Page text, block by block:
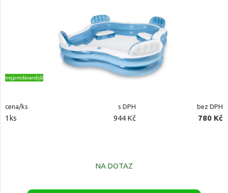
nejprodávanější
cena/ks s DPH bez DPH
1ks 944 Kč 780 Kč
NA DOTAZ